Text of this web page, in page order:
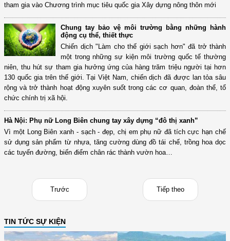
tham gia vào Chương trình mục tiêu quốc gia Xây dựng nông thôn mới
Chung tay bảo vệ môi trường bằng những hành
động cụ thể, thiết thực
Chiến dịch "Làm cho thế giới sạch hơn" đã trở thành
một trong những sự kiện môi trường quốc tế thường
niên, thu hút sự tham gia hưởng ứng của hàng trăm triệu người tại hơn
130 quốc gia trên thế giới. Tại Việt Nam, chiến dịch đã được lan tỏa sâu
rộng và trở thành hoạt động xuyên suốt trong các cơ quan, đoàn thể, tổ
chức chính trị xã hội.
Hà Nội: Phụ nữ Long Biên chung tay xây dựng “đô thị xanh”
Vì một Long Biên xanh - sạch - đẹp, chị em phụ nữ đã tích cực hạn chế
sử dụng sản phẩm từ nhựa, tăng cường dùng đồ tái chế, trồng hoa dọc
các tuyến đường, biến điểm chân rác thành vườn hoa…
Trước Tiếp theo
TIN TỨC SỰ KIỆN